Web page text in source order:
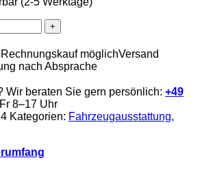
Rechnungskauf möglichVersand
nach Absprache
Wir beraten Sie gern persönlich: +49
8–17 Uhr
Kategorien: Fahrzeugausstattung,